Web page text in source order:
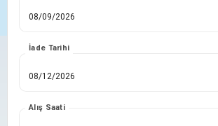
İade Tarihi
Alış Saati